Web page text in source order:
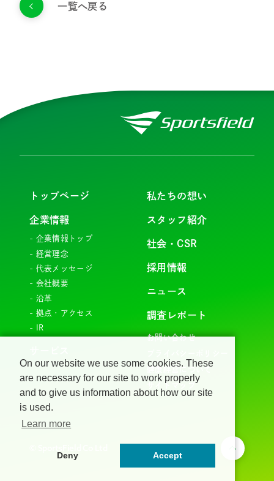
ニュース
お問い合わせ
プライバシーポリシー
健康経営について
サイトマップ
一覧へ戻る
トップページ
企業情報
企業情報トップ
経営理念
代表メッセージ
会社概要
沿革
拠点・アクセス
IR
私たちの想い
スタッフ紹介
社会・CSR
採用情報
ニュース
調査レポート
お問い合わせ
健康経営について
サイトマップ
On our website we use some cookies. These
are necessary for our site to work properly
and to give us information about how our site
is used.
Learn more
Deny Accept